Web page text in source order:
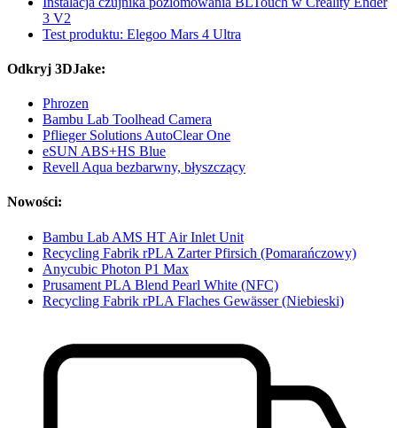
3 V2
Test produktu: Elegoo Mars 4 Ultra
Odkryj 3DJake:
Phrozen
Bambu Lab Toolhead Camera
Pflieger Solutions AutoClear One
eSUN ABS+HS Blue
Revell Aqua bezbarwny, błyszczący
Nowości:
Bambu Lab AMS HT Air Inlet Unit
Recycling Fabrik rPLA Zarter Pfirsich (Pomarańczowy)
Anycubic Photon P1 Max
Prusament PLA Blend Pearl White (NFC)
Recycling Fabrik rPLA Flaches Gewässer (Niebieski)